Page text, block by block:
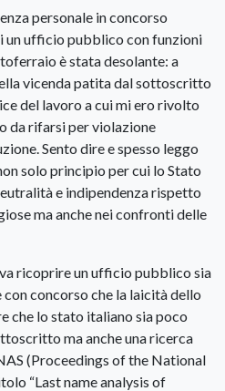
personale in concorso
un ufficio pubblico con funzioni
è stata desolante: a
vicenda patita dal sottoscritto
del lavoro a cui mi ero rivolto
da rifarsi per violazione
Sento dire e spesso leggo
solo principio per cui lo Stato
e indipendenza rispetto
ma anche nei confronti delle
ricoprire un ufficio pubblico sia
concorso che la laicità dello
che lo stato italiano sia poco
ma anche una ricerca
(Proceedings of the National
“Last name analysis of